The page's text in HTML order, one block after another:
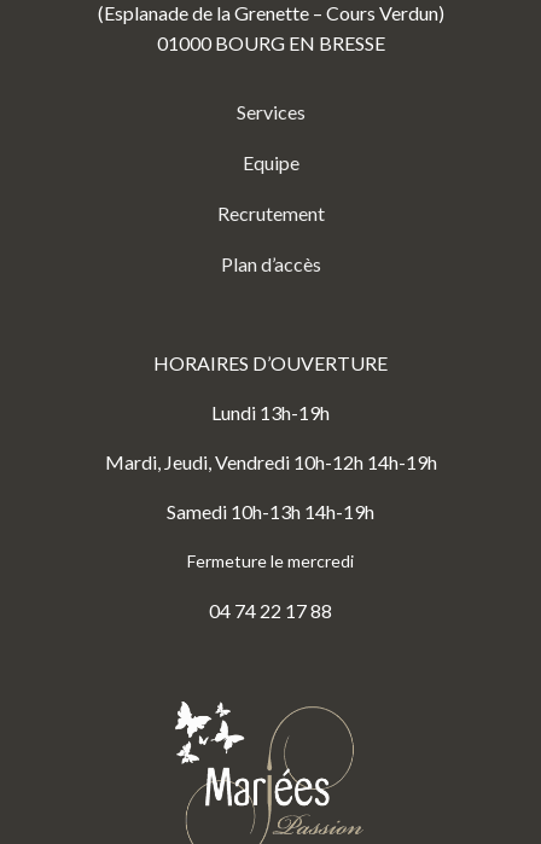
(Esplanade de la Grenette – Cours Verdun)
01000 BOURG EN BRESSE
Services
Equipe
Recrutement
Plan d’accès
HORAIRES D’OUVERTURE
Lundi 13h-19h
Mardi, Jeudi, Vendredi 10h-12h 14h-19h
Samedi 10h-13h 14h-19h
Fermeture le mercredi
04 74 22 17 88